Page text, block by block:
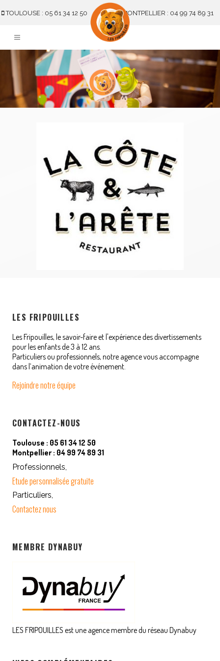
TOULOUSE : 05 61 34 12 50 MONTPELLIER : 04 99 74 89 31
LES FRIPOUILLES
Les Fripouilles, le savoir-faire et l'expérience des divertissements
pour les enfants de 3 à 12 ans.
Particuliers ou professionnels, notre agence vous accompagne
dans l’animation de votre événement.
Rejoindre notre équipe
CONTACTEZ-NOUS
Toulouse : 05 61 34 12 50
Montpellier : 04 99 74 89 31
Professionnels,
Etude personnalisée gratuite
Particuliers,
Contactez nous
MEMBRE DYNABUY
LES FRIPOUILLES est une agence membre du réseau Dynabuy